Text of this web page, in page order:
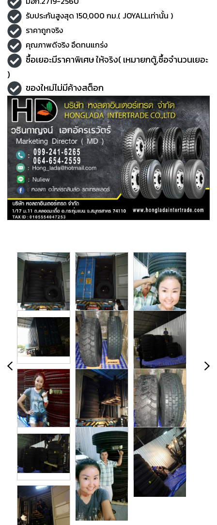
รับประกันสูงสุด 150,000 กม.( JOYALLเท่านั้น )
ราคาถูกจริง
คุณภาพดีจริง อึดทนแกร่ง
ซื้อเยอะมีราคาพิเศษ ให้จริง( เหมายกตู้,ซื้อจำนวนเยอะ
)
ของใหม่ไม่มีค้างสต็อก